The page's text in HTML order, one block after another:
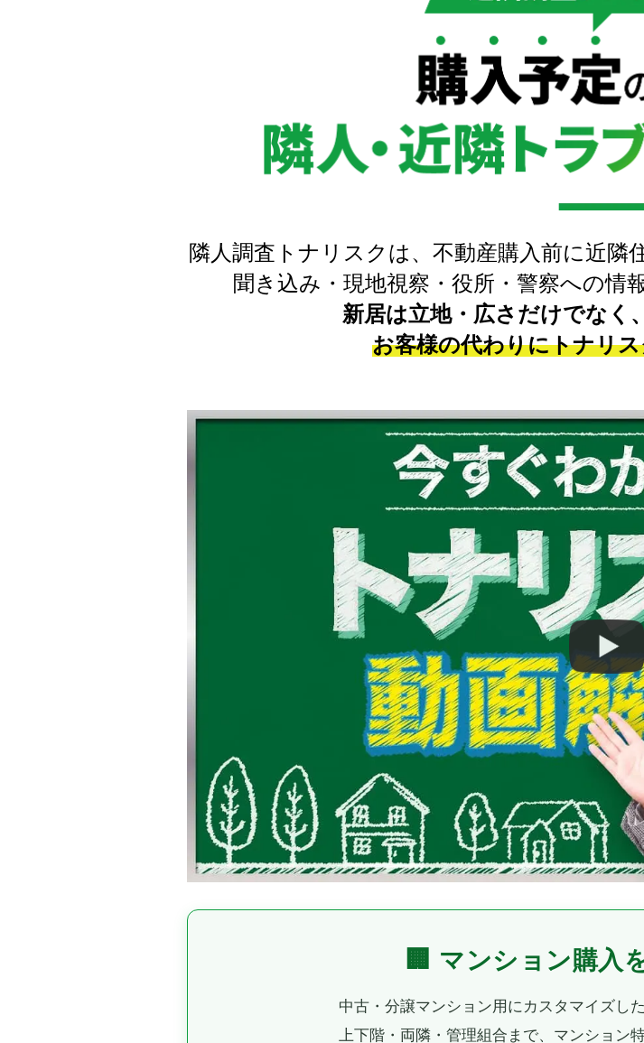
隣人調査トナリスクは、不動産購入前に近隣
聞き込み・現地視察・役所・警察への情
新居は立地・広さだけでなく
お客様の代わりにトナリ
🏢 マンション購入
中古・分譲マンション用にカスタマイズし
上下階・両隣・管理組合まで、マンション